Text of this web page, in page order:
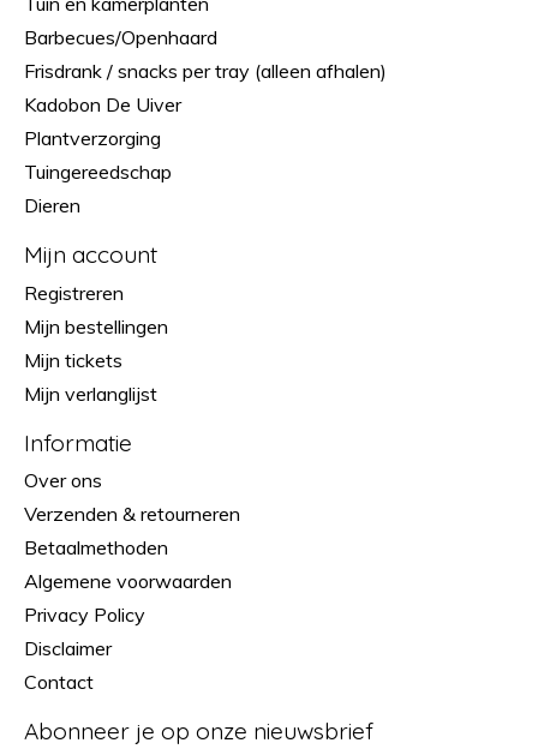
Barbecues/Openhaard
Frisdrank / snacks per tray (alleen afhalen)
Kadobon De Uiver
Plantverzorging
Tuingereedschap
Dieren
Mijn account
Registreren
Mijn bestellingen
Mijn tickets
Mijn verlanglijst
Informatie
Over ons
Verzenden & retourneren
Betaalmethoden
Algemene voorwaarden
Privacy Policy
Disclaimer
Contact
Abonneer je op onze nieuwsbrief